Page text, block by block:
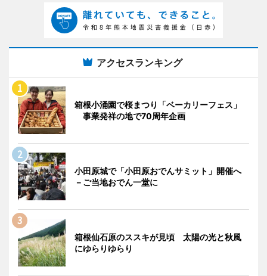
アクセスランキング
箱根小涌園で桜まつり「ベーカリーフェス」
事業発祥の地で70周年企画
小田原城で「小田原おでんサミット」開催へ
－ご当地おでん一堂に
箱根仙石原のススキが見頃 太陽の光と秋風
にゆらりゆらり